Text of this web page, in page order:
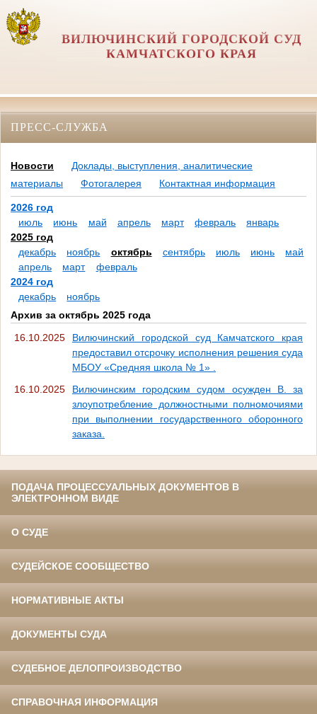
ВИЛЮЧИНСКИЙ ГОРОДСКОЙ СУД
КАМЧАТСКОГО КРАЯ
ПРЕСС-СЛУЖБА
Новости
Доклады, выступления, аналитические
материалы
Фотогалерея Контактная информация
2026 год
июль
июнь май апрель март февраль
январь
2025 год
декабрь
ноябрь октябрь сентябрь июль июнь
май
апрель
март
февраль
2024 год
декабрь
ноябрь
Архив за октябрь 2025 года
16.10.2025
Вилючинский городской суд Камчатского края
предоставил отсрочку исполнения решения суда
МБОУ «Средняя школа № 1» .
16.10.2025
Вилючинским городским судом осужден В. за
злоупотребление должностными полномочиями
при выполнении государственного оборонного
заказа.
ПОДАЧА ПРОЦЕССУАЛЬНЫХ ДОКУМЕНТОВ В
ЭЛЕКТРОННОМ ВИДЕ
О СУДЕ
СУДЕЙСКОЕ СООБЩЕСТВО
НОРМАТИВНЫЕ АКТЫ
ДОКУМЕНТЫ СУДА
СУДЕБНОЕ ДЕЛОПРОИЗВОДСТВО
СПРАВОЧНАЯ ИНФОРМАЦИЯ